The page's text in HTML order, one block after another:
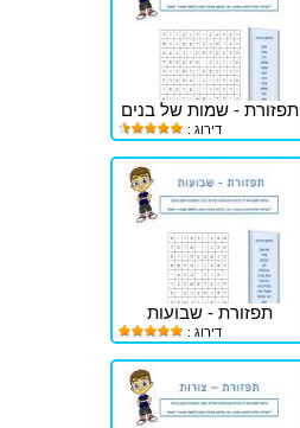
תפזורת - שמות של בנים
דירוג :
תפזורת - שבועות
דירוג :